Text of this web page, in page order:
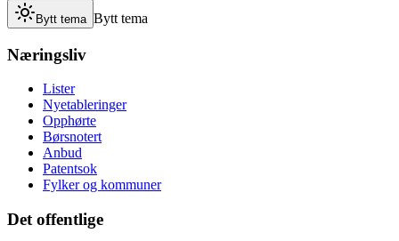
Bytt tema Bytt tema
Næringsliv
Lister
Nyetableringer
Opphørte
Børsnotert
Anbud
Patentsok
Fylker og kommuner
Det offentlige